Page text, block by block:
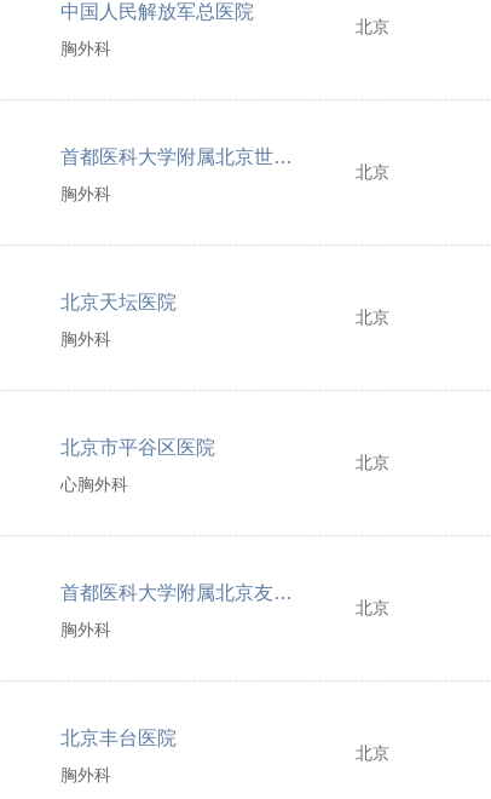
中国人民解放军总医院
胸外科
北京
首都医科大学附属北京世纪坛医院
胸外科
北京
北京天坛医院
胸外科
北京
北京市平谷区医院
心胸外科
北京
首都医科大学附属北京友谊医院
胸外科
北京
北京丰台医院
胸外科
北京